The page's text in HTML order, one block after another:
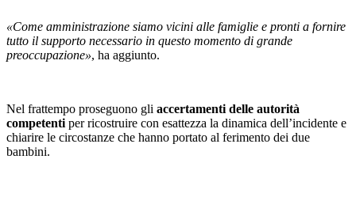
«Come amministrazione siamo vicini alle famiglie e pronti a fornire
tutto il supporto necessario in questo momento di grande
preoccupazione», ha aggiunto.
Nel frattempo proseguono gli accertamenti delle autorità
competenti per ricostruire con esattezza la dinamica dell’incidente e
chiarire le circostanze che hanno portato al ferimento dei due
bambini.